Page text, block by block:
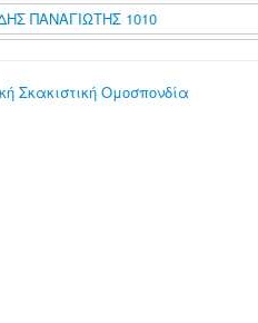
ΠΑΝΑΓΙΩΤΗΣ 1010
Σκακιστική Ομοσπονδία